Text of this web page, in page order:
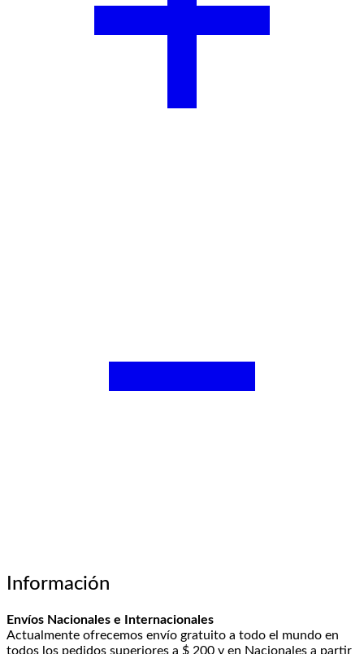
Información
Envíos Nacionales e Internacionales
Actualmente ofrecemos envío gratuito a todo el mundo en
todos los pedidos superiores a $ 200 y en Nacionales a partir